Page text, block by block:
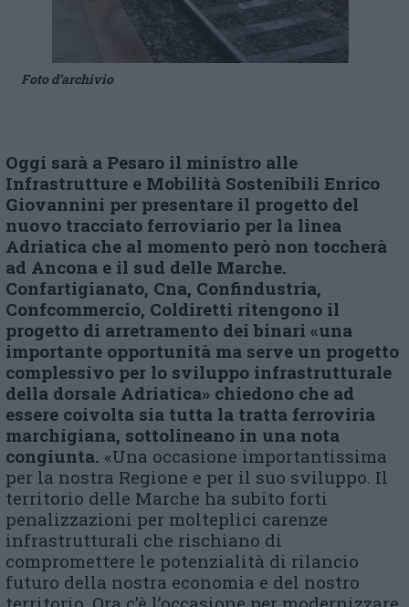
Foto d’archivio
Oggi sarà a Pesaro il ministro alle
Infrastrutture e Mobilità Sostenibili Enrico
Giovannini per presentare il progetto del
nuovo tracciato ferroviario per la linea
Adriatica che al momento però non toccherà
ad Ancona e il sud delle Marche.
Confartigianato, Cna, Confindustria,
Confcommercio, Coldiretti ritengono il
progetto di arretramento dei binari «una
importante opportunità ma serve un progetto
complessivo per lo sviluppo infrastrutturale
della dorsale Adriatica» chiedono che ad
essere coivolta sia tutta la tratta ferroviria
marchigiana, sottolineano in una nota
congiunta. «Una occasione importantissima
per la nostra Regione e per il suo sviluppo. Il
territorio delle Marche ha subito forti
penalizzazioni per molteplici carenze
infrastrutturali che rischiano di
compromettere le potenzialità di rilancio
futuro della nostra economia e del nostro